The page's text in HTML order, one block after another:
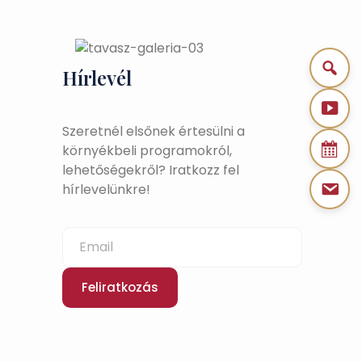
Hírlevél
Szeretnél elsőnek értesülni a
környékbeli programokról,
lehetőségekről? Iratkozz fel
hírlevelünkre!
Feliratkozás